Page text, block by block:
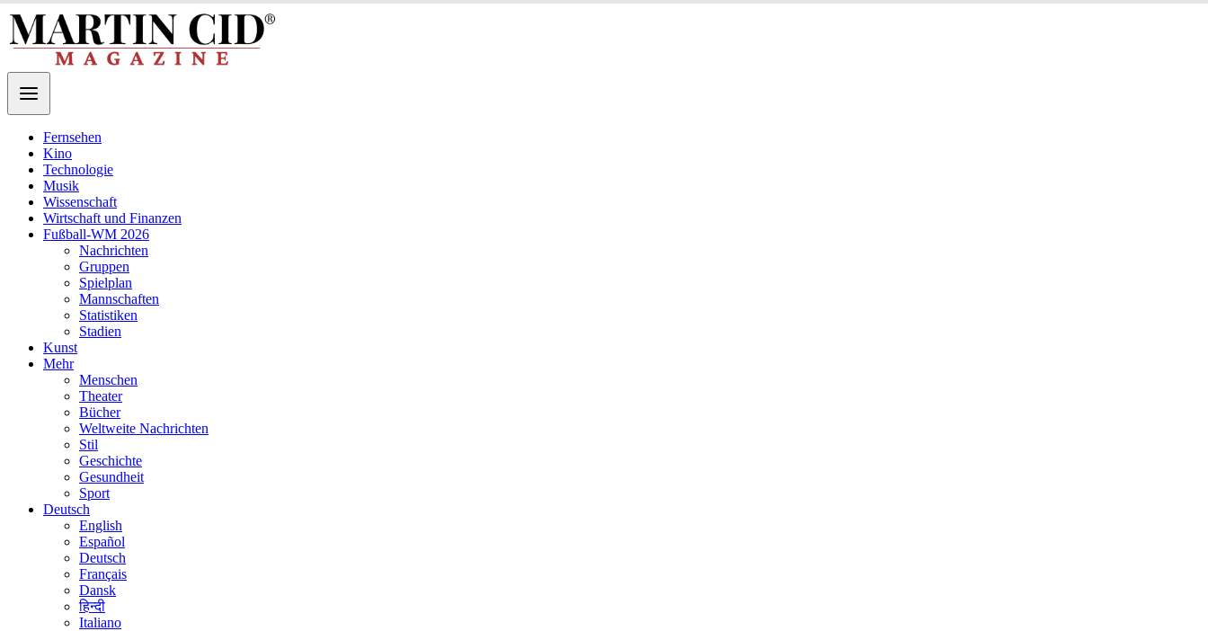
Fernsehen
Kino
Technologie
Musik
Wissenschaft
Wirtschaft und Finanzen
Fußball-WM 2026
Nachrichten
Gruppen
Spielplan
Mannschaften
Statistiken
Stadien
Kunst
Mehr
Menschen
Theater
Bücher
Weltweite Nachrichten
Stil
Geschichte
Gesundheit
Sport
Deutsch
English
Español
Deutsch
Français
Dansk
हिन्दी
Italiano